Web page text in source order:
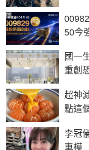
50今
PR
國一
重創
超神
點這
PR
李冠
車模